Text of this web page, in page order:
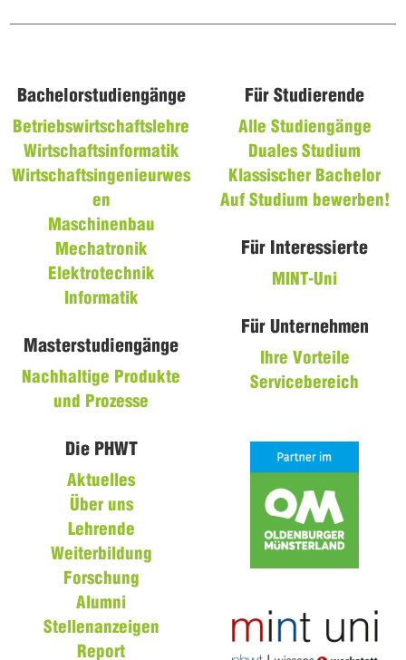
Bachelorstudiengänge
Betriebswirtschaftslehre
Wirtschaftsinformatik
Wirtschaftsingenieurwes
en
Maschinenbau
Mechatronik
Elektrotechnik
Informatik
Masterstudiengänge
Nachhaltige Produkte
und Prozesse
Für Studierende
Alle Studiengänge
Duales Studium
Klassischer Bachelor
Auf Studium bewerben!
Für Interessierte
MINT-Uni
Für Unternehmen
Ihre Vorteile
Servicebereich
Die PHWT
Aktuelles
Über uns
Lehrende
Weiterbildung
Forschung
Alumni
Stellenanzeigen
Report